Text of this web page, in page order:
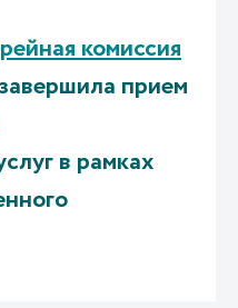
комиссия
прием
в рамках